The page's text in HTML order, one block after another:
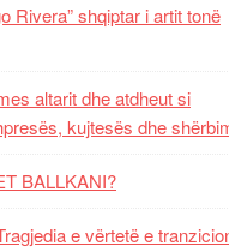
Rivera” shqiptar i artit tonë
altarit dhe atdheut si
kujtesës dhe
BALLKANI?
e vërtetë e